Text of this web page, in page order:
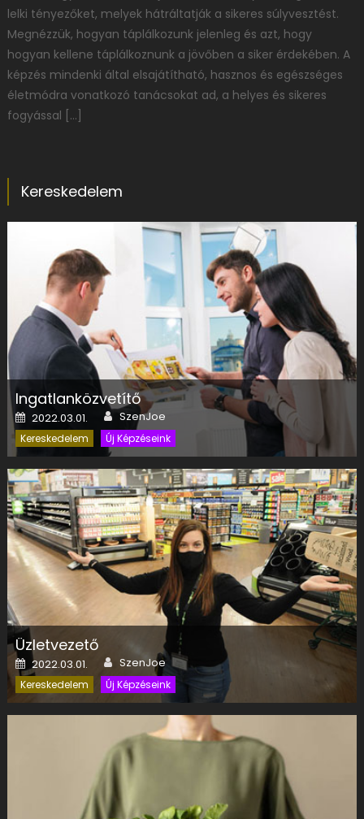
lelki tényezőket, melyek hátráltatják a sikeres súlyvesztést.
Megnézzük, hogyan táplálkozunk jelenleg és azt, hogy
hogyan kellene táplálkoznunk a jövőben a siker érdekében. A
képzés mindenki által elsajátítható, hasznos és egészséges
életmódra vonatkozó tanácsokat ad, a helyes és sikeres
fogyással […]
Kereskedelem
Ingatlanközvetítő
Posted on
2022.03.01. Author
SzenJoe
Kereskedelem Új Képzéseink
Üzletvezető
Posted on
2022.03.01. Author
SzenJoe
Kereskedelem Új Képzéseink